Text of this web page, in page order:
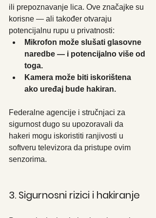
ili prepoznavanje lica. Ove značajke su
korisne — ali također otvaraju
potencijalnu rupu u privatnosti:
Mikrofon može slušati glasovne
naredbe — i potencijalno više od
toga.
Kamera može biti iskorištena
ako uređaj bude hakiran.
Federalne agencije i stručnjaci za
sigurnost dugo su upozoravali da
hakeri mogu iskoristiti ranjivosti u
softveru televizora da pristupe ovim
senzorima.
3. Sigurnosni rizici i hakiranje